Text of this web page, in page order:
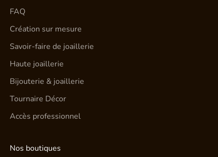
FAQ
Création sur mesure
Savoir-faire de joaillerie
Haute joaillerie
Bijouterie & joaillerie
Tournaire Décor
Accès professionnel
Nos boutiques